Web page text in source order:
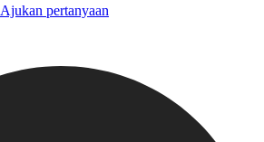
Ajukan pertanyaan